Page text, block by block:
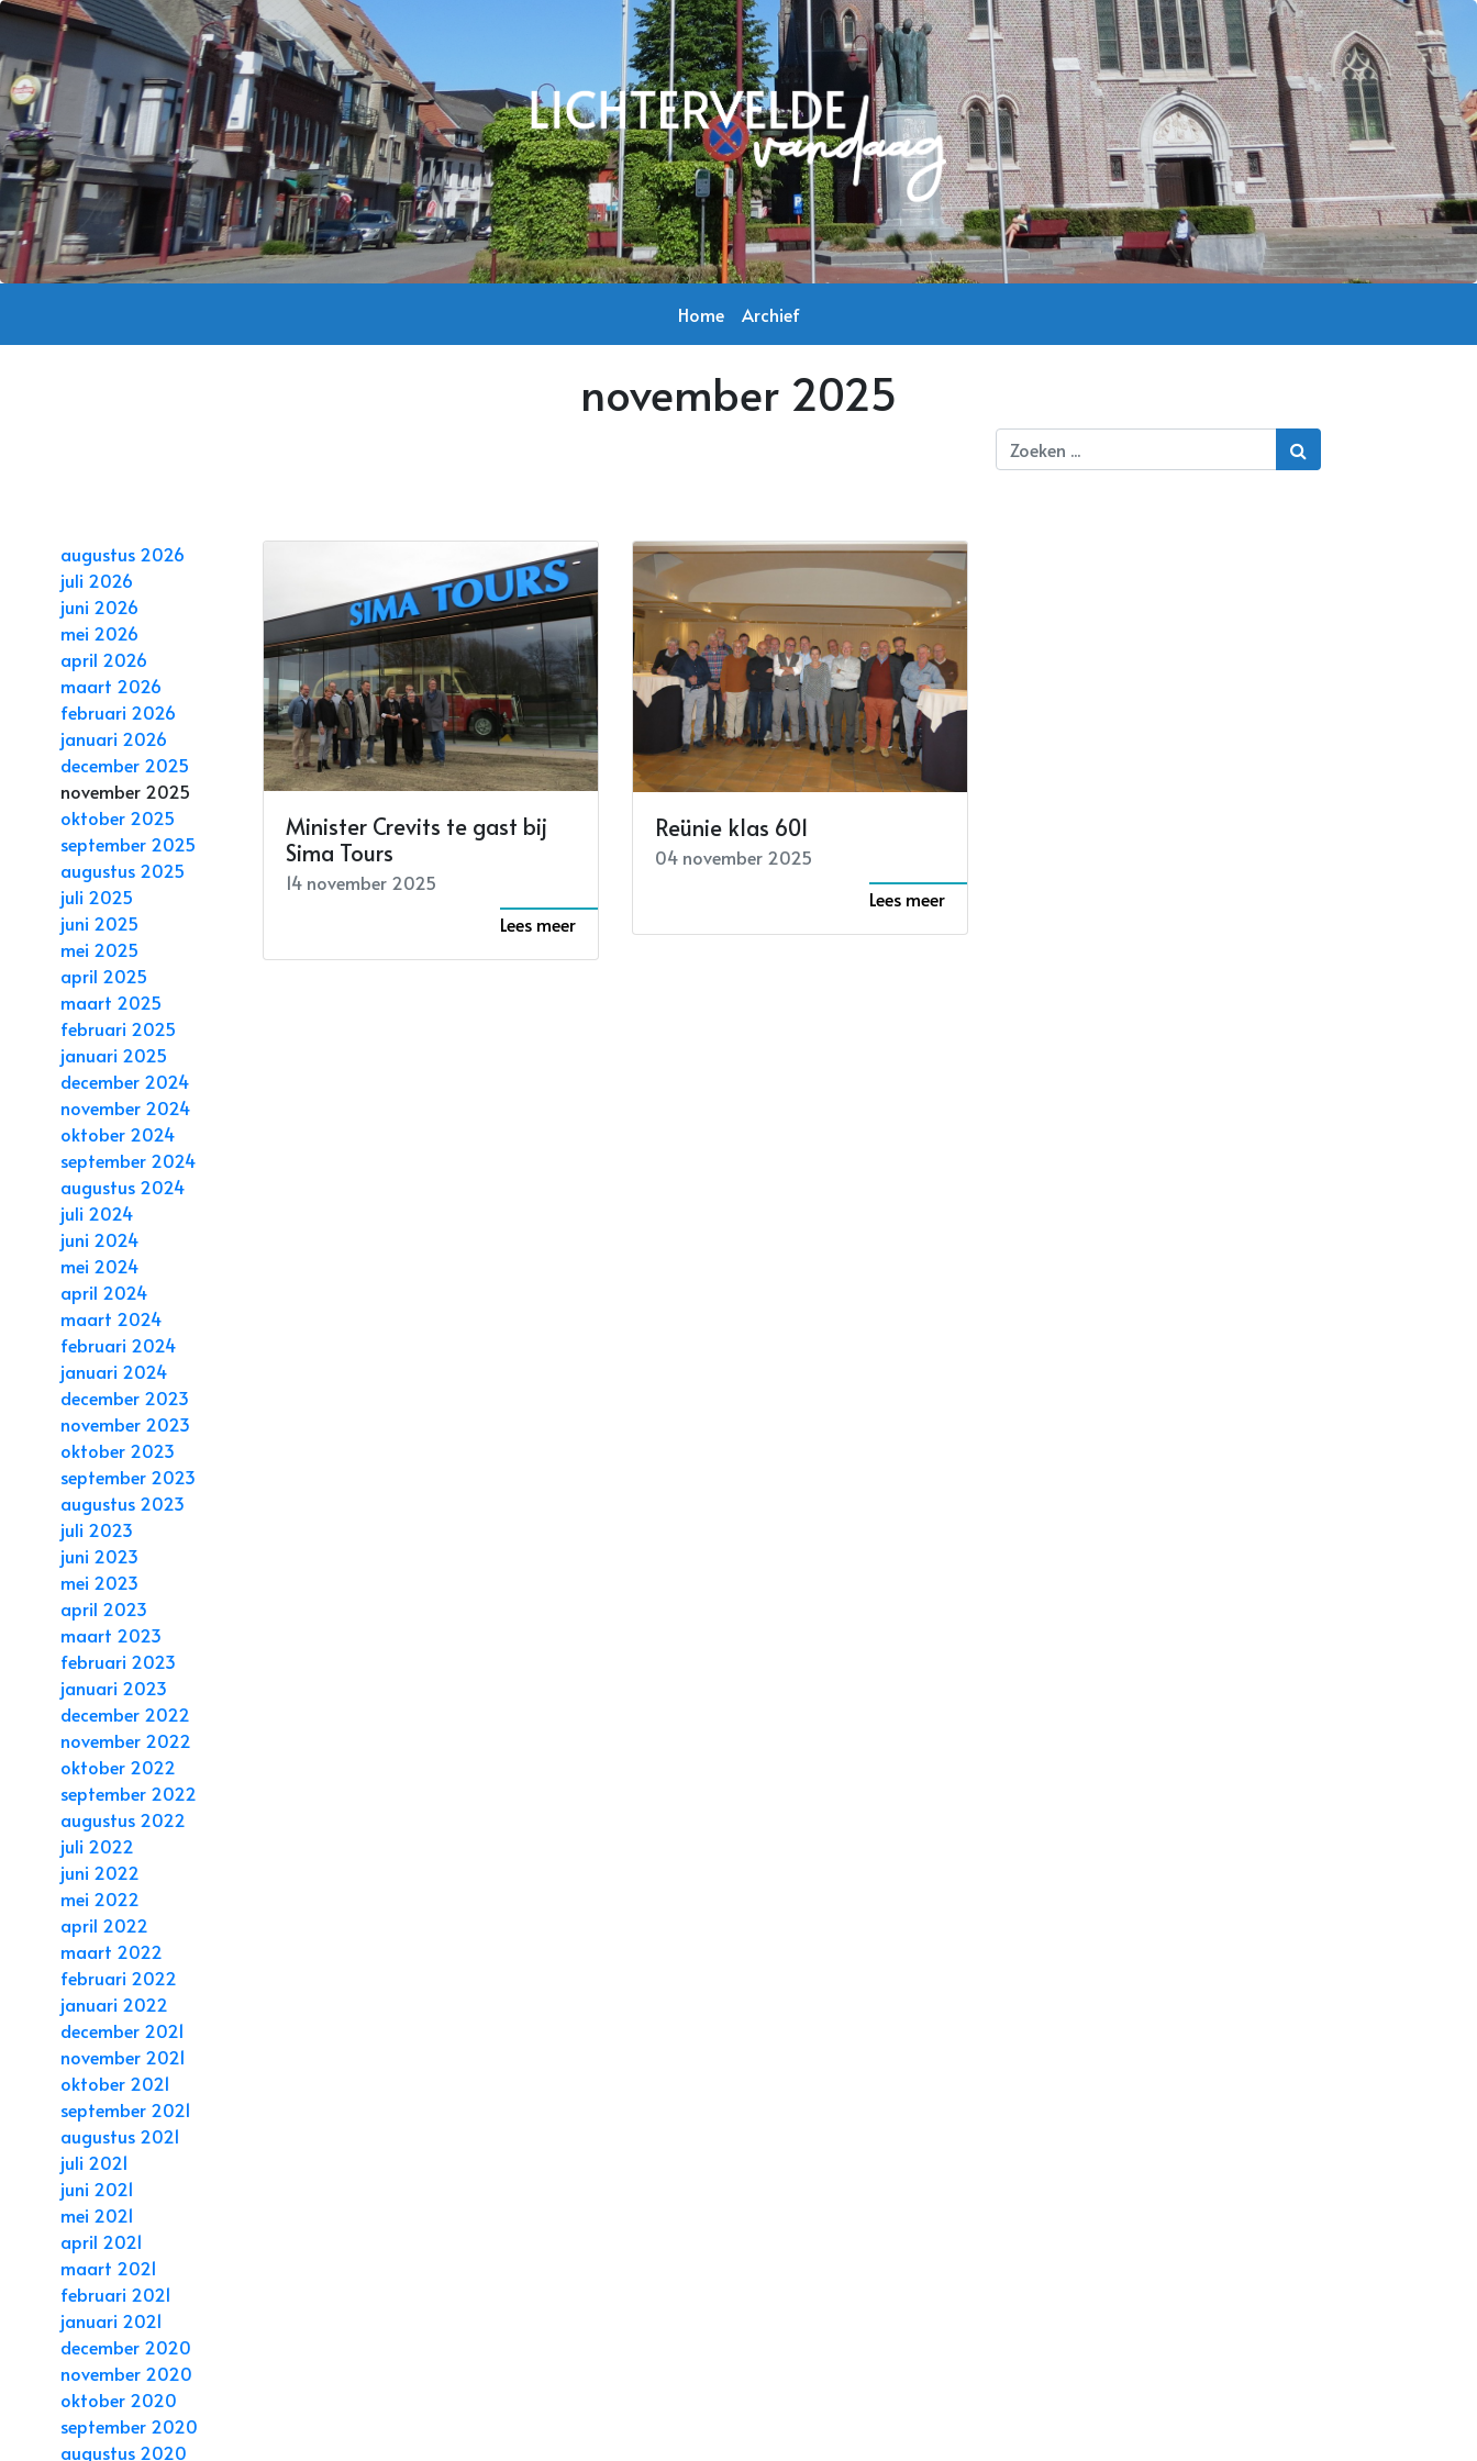
Home Archief
november 2025
Minister Crevits te gast bij
Sima Tours
14 november 2025
Lees meer
Reünie klas 601
04 november 2025
Lees meer
augustus 2026
juli 2026
juni 2026
mei 2026
april 2026
maart 2026
februari 2026
januari 2026
december 2025
november 2025
oktober 2025
september 2025
augustus 2025
juli 2025
juni 2025
mei 2025
april 2025
maart 2025
februari 2025
januari 2025
december 2024
november 2024
oktober 2024
september 2024
augustus 2024
juli 2024
juni 2024
mei 2024
april 2024
maart 2024
februari 2024
januari 2024
december 2023
november 2023
oktober 2023
september 2023
augustus 2023
juli 2023
juni 2023
mei 2023
april 2023
maart 2023
februari 2023
januari 2023
december 2022
november 2022
oktober 2022
september 2022
augustus 2022
juli 2022
juni 2022
mei 2022
april 2022
maart 2022
februari 2022
januari 2022
december 2021
november 2021
oktober 2021
september 2021
augustus 2021
juli 2021
juni 2021
mei 2021
april 2021
maart 2021
februari 2021
januari 2021
december 2020
november 2020
oktober 2020
september 2020
augustus 2020